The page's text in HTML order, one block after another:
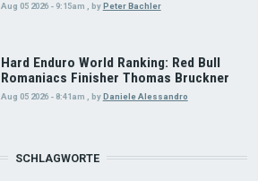
Aug 05 2026 - 9:15am , by Peter Bachler
Hard Enduro World Ranking: Red Bull
Romaniacs Finisher Thomas Bruckner
Aug 05 2026 - 8:41am byDaniele Alessandro
SCHLAGWORTE